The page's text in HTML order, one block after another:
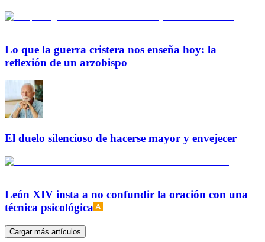
Lo que la guerra cristera nos enseña hoy: la
reflexión de un arzobispo
El duelo silencioso de hacerse mayor y envejecer
León XIV insta a no confundir la oración con una
técnica psicológica
Cargar más artículos